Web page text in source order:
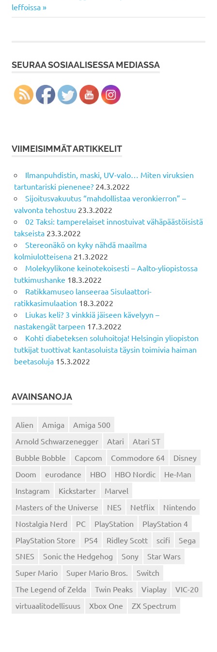
Post:
leffoissa
SEURAA SOSIAALISESSA MEDIASSA
VIIMEISIMMÄT ARTIKKELIT
Ilmanpuhdistin, maski, UV-valo… Miten viruksien
tartuntariski pienenee? 24.3.2022
Sijoitusvakuutus “mahdollistaa veronkierron” –
valvonta tehostuu 23.3.2022
02 Taksi: tamperelaiset innostuivat vähäpäästöisistä
takseista 23.3.2022
Stereonäkö on kyky nähdä maailma
kolmiulotteisena 21.3.2022
Molekyylikone keinotekoisesti – Aalto-yliopistossa
tutkimushanke 18.3.2022
Ratikkamuseo lanseeraa Sisulaattori-
ratikkasimulaation 18.3.2022
Liukas keli? 3 vinkkiä jäiseen kävelyyn –
nastakengät tarpeen 17.3.2022
Kohti diabeteksen soluhoitoja! Helsingin yliopiston
tutkijat tuottivat kantasoluista täysin toimivia haiman
beetasoluja 15.3.2022
AVAINSANOJA
Alien Amiga
Amiga 500
Arnold Schwarzenegger
Atari
Atari ST
Bubble Bobble
Capcom Commodore 64
Disney
Doom
eurodance HBO HBO Nordic
He-Man
Instagram
Kickstarter
Marvel
Masters of the Universe
NES Netflix
Nintendo
Nostalgia Nerd
PC PlayStation
PlayStation 4
PlayStation Store
PS4 Ridley Scott scifi
Sega
SNES
Sonic the Hedgehog Sony
Star Wars
Super Mario
Super Mario Bros.
Switch
The Legend of Zelda
Twin Peaks Viaplay
VIC-20
virtuaalitodellisuus
Xbox One ZX Spectrum